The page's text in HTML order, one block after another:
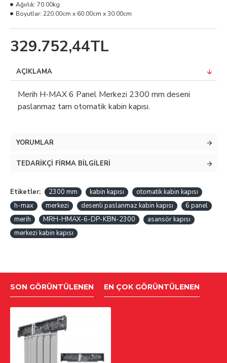
329.752,44TL
Ağırlık: 70.00kg
Boyutlar: 220.00cm x 60.00cm x 30.00cm
AÇIKLAMA
Merih H-MAX 6 Panel Merkezi 2300 mm deseni
paslanmaz tam otomatik kabin kapısı.
YORUMLAR
TEDARIKÇI FIRMA BILGILERI
Etiketler: 2300 mm kabin kapısı
otomatik kabin kapısı
h-max
merkezi desenli paslanmaz kabin kapısı
6 panel
merih
MRH-HMAX-6-DP-KBN-2300
asansör kapısı
merkezi kabin kapısı
SON GÖRÜNTÜLENEN EN ÇOK GÖRÜNTÜLENEN